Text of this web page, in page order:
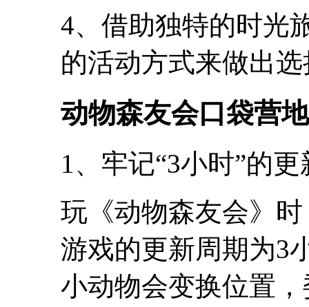
4、借助独特的时光
的活动方式来做出
动物森友会口袋营
1、牢记“3小时”的
玩《动物森友会》
游戏的更新周期为3
小动物会变换位置